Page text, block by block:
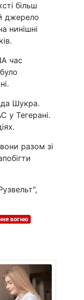
більш
джерело
нинішні
час
Шукра.
у Тегерані.
разом зі
вогню